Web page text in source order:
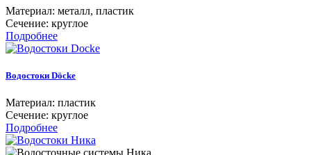
Материал: металл, пластик
Сечение: круглое
Подробнее
Водостоки Döcke
Материал: пластик
Сечение: круглое
Подробнее